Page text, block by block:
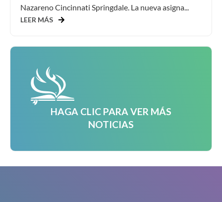
Nazareno Cincinnati Springdale. La nueva asigna...
LEER MÁS
HAGA CLIC PARA VER MÁS
NOTICIAS